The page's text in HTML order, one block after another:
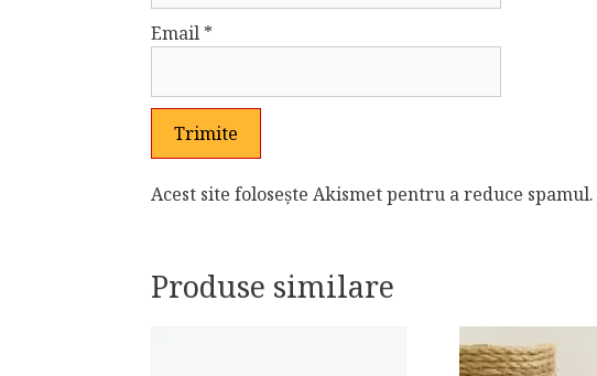
Email *
Acest site folosește Akismet pentru a reduce spamul.
Produse similare